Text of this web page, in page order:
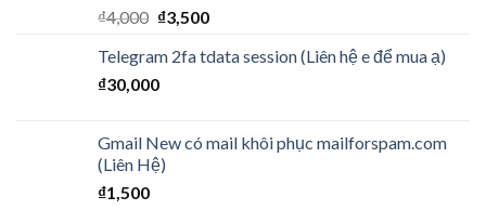
₫4,000 ₫3,500
Telegram 2fa tdata session (Liên hệ e để mua ạ)
₫30,000
Gmail New có mail khôi phục mailforspam.com
(Liên Hệ)
₫1,500